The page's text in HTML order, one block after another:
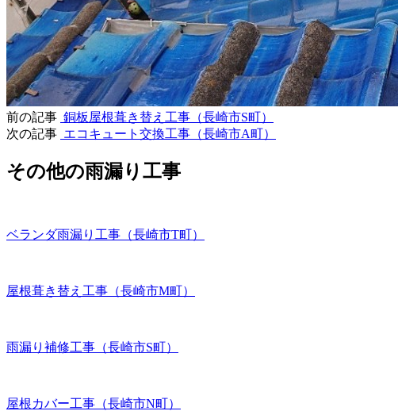
前の記事 銅板屋根葺き替え工事（長崎市S町）
次の記事 エコキュート交換工事（長崎市A町）
その他の雨漏り工事
ベランダ雨漏り工事（長崎市T町）
屋根葺き替え工事（長崎市M町）
雨漏り補修工事（長崎市S町）
屋根カバー工事（長崎市N町）